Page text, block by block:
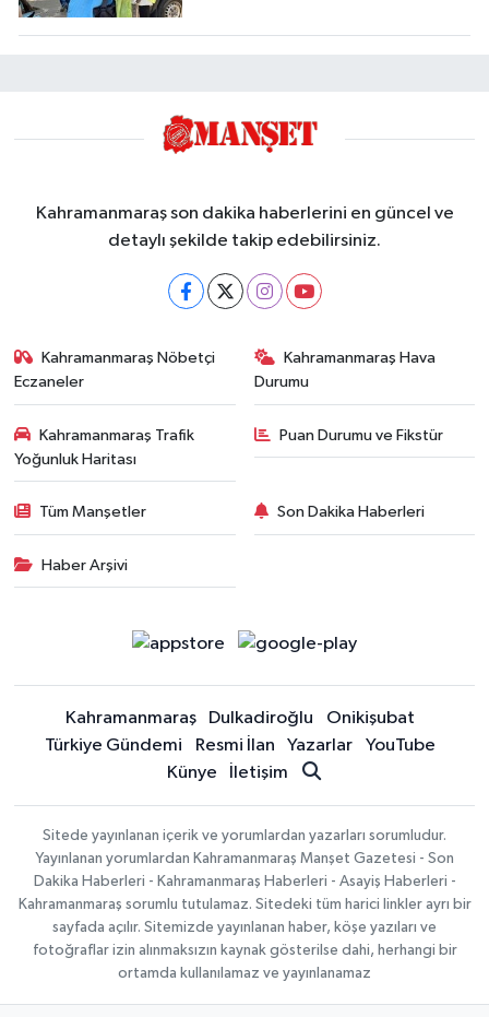
Kahramanmaraş son dakika haberlerini en güncel ve
detaylı şekilde takip edebilirsiniz.
Kahramanmaraş Nöbetçi
Eczaneler
Kahramanmaraş Hava
Durumu
Kahramanmaraş Trafik
Yoğunluk Haritası
Puan Durumu ve Fikstür
Tüm Manşetler Son Dakika Haberleri
Haber Arşivi
Kahramanmaraş Dulkadiroğlu
Onikişubat
Türkiye Gündemi
Resmi İlan Yazarlar
YouTube
Künye
İletişim
Sitede yayınlanan içerik ve yorumlardan yazarları sorumludur.
Yayınlanan yorumlardan Kahramanmaraş Manşet Gazetesi - Son
Dakika Haberleri - Kahramanmaraş Haberleri - Asayiş Haberleri -
Kahramanmaraş sorumlu tutulamaz. Sitedeki tüm harici linkler ayrı bir
sayfada açılır. Sitemizde yayınlanan haber, köşe yazıları ve
fotoğraflar izin alınmaksızın kaynak gösterilse dahi, herhangi bir
ortamda kullanılamaz ve yayınlanamaz